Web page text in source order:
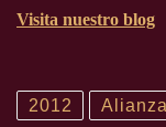
Visita nuestro blog
2012